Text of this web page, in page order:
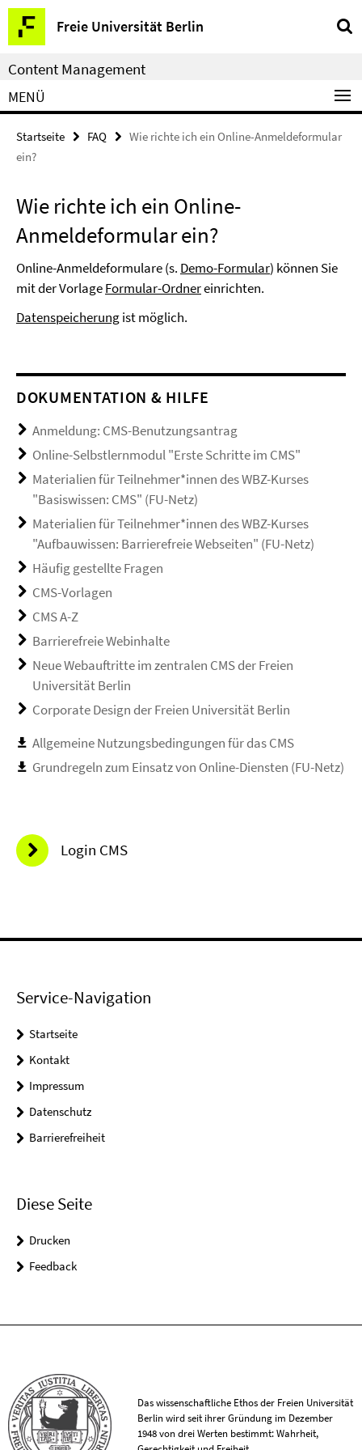
Freie Universität Berlin
Service-
Navigation
Content Management
MENÜ
Startseite FAQ
Wie richte ich ein Online-Anmeldeformular
ein?
Wie richte ich ein Online-
Anmeldeformular ein?
Online-Anmeldeformulare (s. Demo-Formular) können Sie
mit der VorlageFormular-Ordnereinrichten.
Datenspeicherungist möglich.
DOKUMENTATION & HILFE
Anmeldung: CMS-Benutzungsantrag
Online-Selbstlernmodul "Erste Schritte im CMS"
Materialien für Teilnehmer*innen des WBZ-Kurses
"Basiswissen: CMS" (FU-Netz)
Materialien für Teilnehmer*innen des WBZ-Kurses
"Aufbauwissen: Barrierefreie Webseiten" (FU-Netz)
Häufig gestellte Fragen
CMS-Vorlagen
CMS A-Z
Barrierefreie Webinhalte
Neue Webauftritte im zentralen CMS der Freien
Universität Berlin
Corporate Design der Freien Universität Berlin
Allgemeine Nutzungsbedingungen für das CMS
Grundregeln zum Einsatz von Online-Diensten (FU-Netz)
Login CMS
Service-Navigation
Startseite
Kontakt
Impressum
Datenschutz
Barrierefreiheit
Diese Seite
Drucken
Feedback
Das wissenschaftliche Ethos der Freien Universität
Berlin wird seit ihrer Gründung im Dezember
1948 von drei Werten bestimmt: Wahrheit,